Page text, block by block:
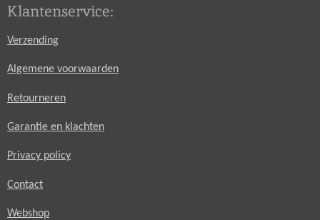
Klantenservice:
Verzending
Algemene voorwaarden
Retourneren
Garantie en klachten
Privacy policy
Contact
Webshop